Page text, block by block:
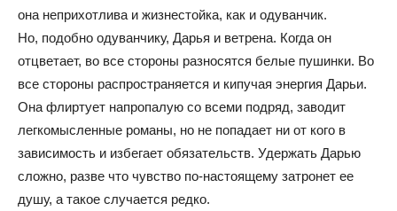
она неприхотлива и жизнестойка, как и одуванчик.
Но, подобно одуванчику, Дарья и ветрена. Когда он
отцветает, во все стороны разносятся белые пушинки. Во
все стороны распространяется и кипучая энергия Дарьи.
Она флиртует напропалую со всеми подряд, заводит
легкомысленные романы, но не попадает ни от кого в
зависимость и избегает обязательств. Удержать Дарью
сложно, разве что чувство по-настоящему затронет ее
душу, а такое случается редко.